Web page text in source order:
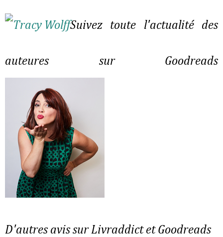
Suivez toute l'actualité des
auteures sur Goodreads
D'autres avis sur Livraddict et Goodreads